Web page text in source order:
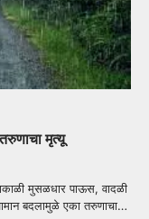
मृत्यू
मुसळधार पाऊस, वादळी
बदलामुळे एका तरुणाचा…